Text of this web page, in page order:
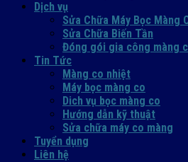
Dịch vụ
Sửa Chữa Máy Bọc Màng
Sửa Chữa Biến Tần
Đóng gói gia công màng
Tin Tức
Màng co nhiệt
Máy bọc màng co
Dich vụ bọc màng co
Hướng dẫn kỹ thuật
Sửa chữa máy co màng
Tuyển dụng
Liên hệ